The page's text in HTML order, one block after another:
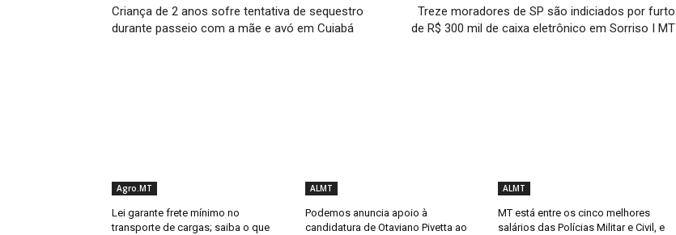
Criança de 2 anos sofre tentativa de sequestro
durante passeio com a mãe e avó em Cuiabá
Treze moradores de SP são indiciados por furto
de R$ 300 mil de caixa eletrônico em Sorriso I MT
Agro.MT
Lei garante frete mínimo no
transporte de cargas; saiba o que
ALMT
Podemos anuncia apoio à
candidatura de Otaviano Pivetta ao
ALMT
MT está entre os cinco melhores
salários das Polícias Militar e Civil, e